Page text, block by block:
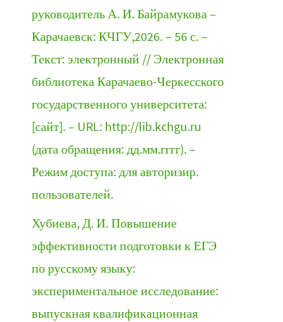
руководитель А. И. Байрамукова –
Карачаевск: КЧГУ,2026. – 56 с. –
Текст: электронный // Электронная
библиотека Карачаево-Черкесского
государственного университета:
[сайт]. – URL: http://lib.kchgu.ru
(дата обращения: дд.мм.гггг). –
Режим доступа: для авторизир.
пользователей.
Хубиева, Д. И. Повышение
эффективности подготовки к ЕГЭ
по русскому языку:
экспериментальное исследование:
выпускная квалификационная